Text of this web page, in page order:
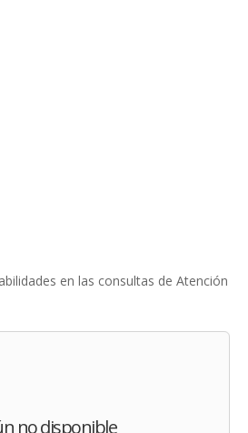
en las consultas de Atención
no disponible